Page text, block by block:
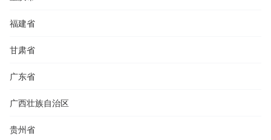
福建省
甘肃省
广东省
广西壮族自治区
贵州省